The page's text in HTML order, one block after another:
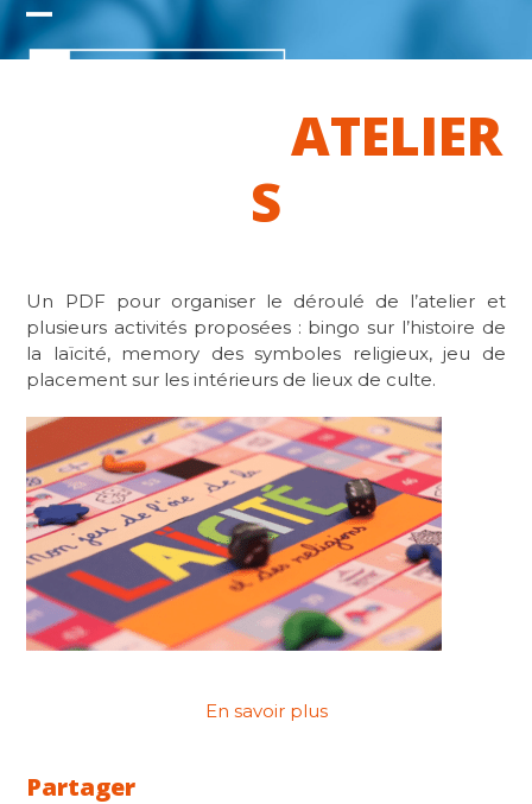
Skip
content
Open
Close
ATELIER
S
Un PDF pour organiser le déroulé de l’atelier et
plusieurs activités proposées : bingo sur l’histoire de
la laïcité, memory des symboles religieux, jeu de
placement sur les intérieurs de lieux de culte.
En savoir plus
Partager